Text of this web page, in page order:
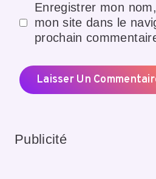
Enregistrer mon
mon site dans le
prochain
Publicité